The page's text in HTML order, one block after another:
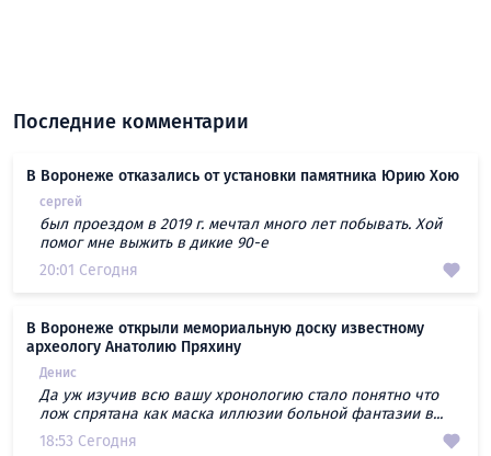
Последние комментарии
В Воронеже отказались от установки памятника Юрию Хою
сергей
был проездом в 2019 г. мечтал много лет побывать. Хой
помог мне выжить в дикие 90-е
20:01 Сегодня
В Воронеже открыли мемориальную доску известному
археологу Анатолию Пряхину
Денис
Да уж изучив всю вашу хронологию стало понятно что
лож спрятана как маска иллюзии больной фантазии в...
18:53 Сегодня